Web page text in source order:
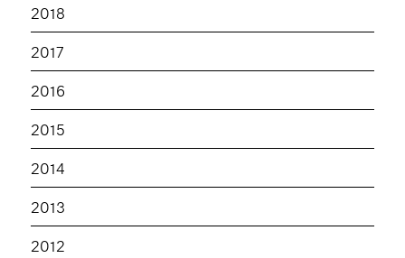
2018
2017
2016
2015
2014
2013
2012